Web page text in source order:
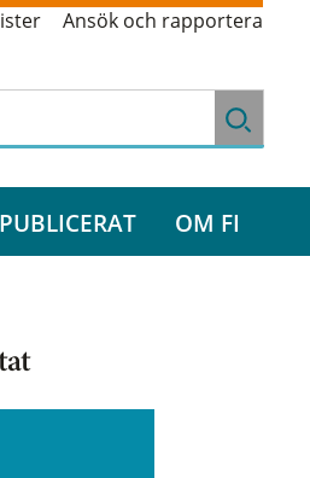
Ansök och rapportera
PUBLICERAT OM FI